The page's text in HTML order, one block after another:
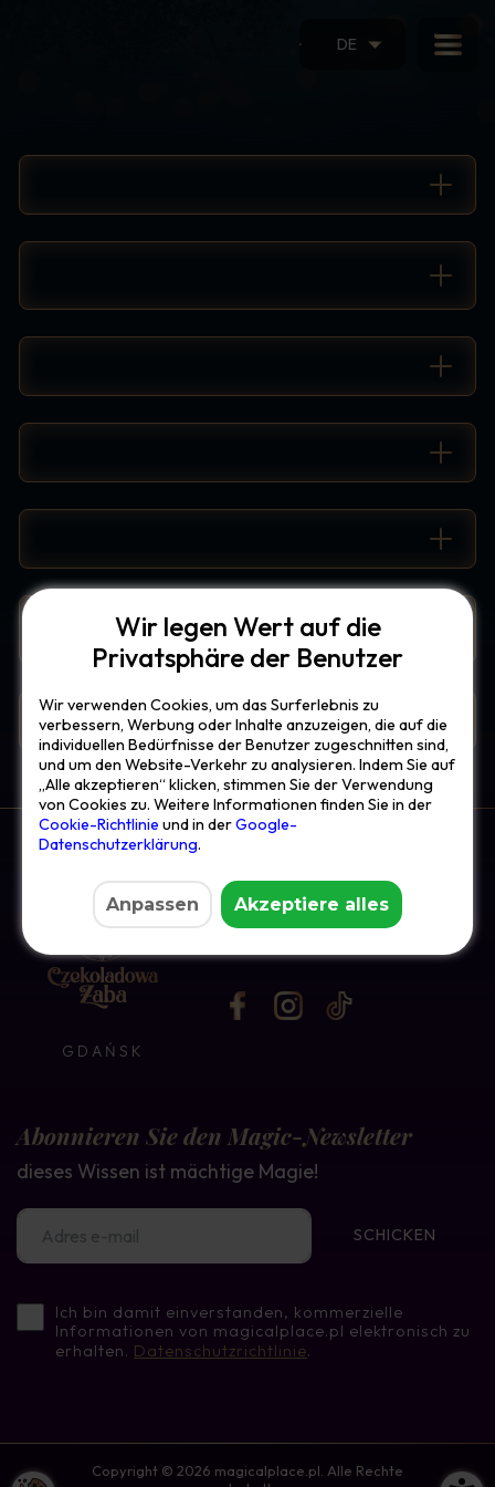
DE
Kannst du eine Geburtstagsfeier für ein Kind
organisieren?
Darf ich ein Haustier mitbringen?
Wir legen Wert auf die
Privatsphäre der Benutzer
Wir verwenden Cookies, um das Surferlebnis zu
verbessern, Werbung oder Inhalte anzuzeigen, die auf die
individuellen Bedürfnisse der Benutzer zugeschnitten sind,
und um den Website-Verkehr zu analysieren. Indem Sie auf
„Alle akzeptieren“ klicken, stimmen Sie der Verwendung
von Cookies zu. Weitere Informationen finden Sie in der
Cookie-Richtlinie und in derGoogle-
Datenschutzerklärung.
Anpassen Akzeptiere alles
GDAŃSK
Ein Topf voller Rabatte
Abonnieren Sie den Magic-Newsletter
dieses Wissen ist mächtige Magie!
SCHICKEN
Ich bin damit einverstanden, kommerzielle
Informationen von magicalplace.pl elektronisch zu
erhalten. Datenschutzrichtlinie.
Copyright © 2026 magicalplace.pl. Alle Rechte